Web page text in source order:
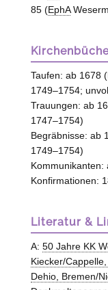
85 (EphA
Taufen: ab 1678
1749–1754;
Trauungen: ab
1747–1754)
Begräbnisse: ab
1749–1754)
Kommunikanten:
Konfirmationen:
Literatur &
A: 50 Jahre KK
Kiecker/
Dehio, Bremen/